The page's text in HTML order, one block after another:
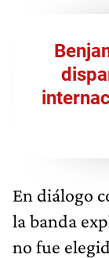
En diálogo
la banda
no fue